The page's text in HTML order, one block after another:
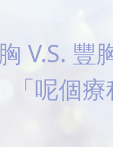
V.S.
「呢個